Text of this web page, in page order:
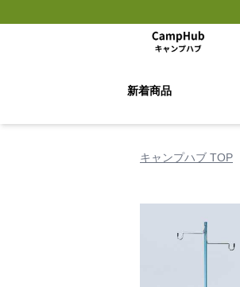
新着商品
キャンプハブ TOP